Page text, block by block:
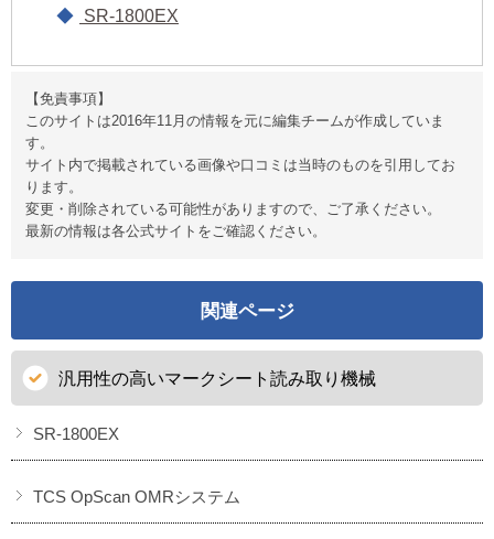
SR-1800EX
【免責事項】
このサイトは2016年11月の情報を元に編集チームが作成していま
す。
サイト内で掲載されている画像や口コミは当時のものを引用してお
ります。
変更・削除されている可能性がありますので、ご了承ください。
最新の情報は各公式サイトをご確認ください。
関連ページ
汎用性の高いマークシート読み取り機械
SR-1800EX
TCS OpScan OMRシステム